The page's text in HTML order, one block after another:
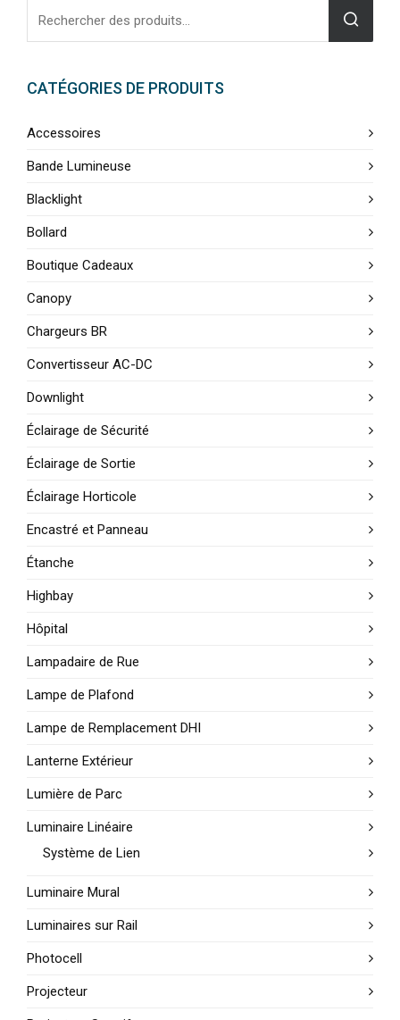
CATÉGORIES DE PRODUITS
Accessoires
Bande Lumineuse
Blacklight
Bollard
Boutique Cadeaux
Canopy
Chargeurs BR
Convertisseur AC-DC
Downlight
Éclairage de Sécurité
Éclairage de Sortie
Éclairage Horticole
Encastré et Panneau
Étanche
Highbay
Hôpital
Lampadaire de Rue
Lampe de Plafond
Lampe de Remplacement DHI
Lanterne Extérieur
Lumière de Parc
Luminaire Linéaire
Système de Lien
Luminaire Mural
Luminaires sur Rail
Photocell
Projecteur